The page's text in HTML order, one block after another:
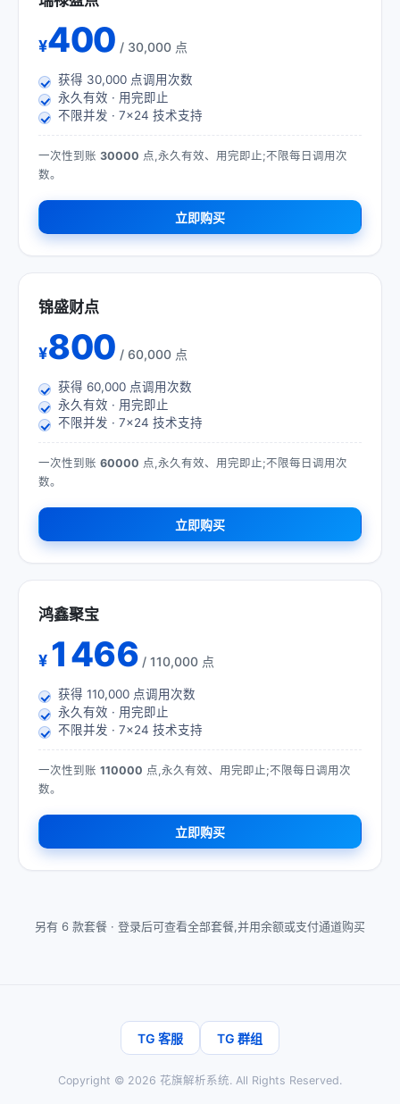
¥400 / 30,000 点
获得 30,000 点调用次数
永久有效 · 用完即止
不限并发 · 7×24 技术支持
一次性到账 30000 点,永久有效、用完即止;不限每日调用次
数。
立即购买
锦盛财点
¥800 / 60,000 点
获得 60,000 点调用次数
永久有效 · 用完即止
不限并发 · 7×24 技术支持
一次性到账 60000 点,永久有效、用完即止;不限每日调用次
数。
立即购买
鸿鑫聚宝
¥ 1466 / 110,000 点
获得 110,000 点调用次数
永久有效 · 用完即止
不限并发 · 7×24 技术支持
一次性到账 110000 点,永久有效、用完即止;不限每日调用次
数。
立即购买
另有 6 款套餐 · 登录后可查看全部套餐,并用余额或支付通道购买
TG 客服 TG 群组
Copyright © 2026 花旗解析系统. All Rights Reserved.